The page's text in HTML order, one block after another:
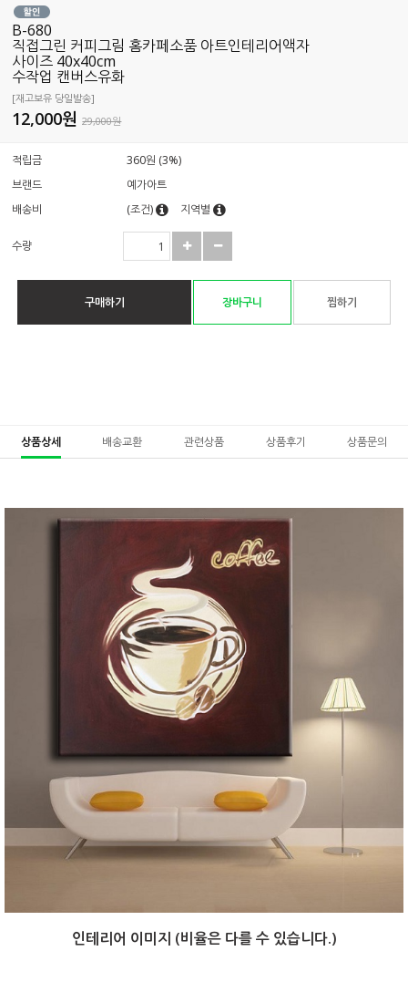
B-680
직접그린 커피그림 홈카페소품 아트인테리어액자
사이즈 40x40cm
수작업 캔버스유화
[재고보유 당일발송]
12,000원29,000원
적립금
360원 (3%)
브랜드
예가아트
배송비
(조건) 지역별
수량
구매하기 장바구니 찜하기
상품상세 배송교환 관련상품 상품후기 상품문의
인테리어 이미지 (비율은 다를 수 있습니다.)